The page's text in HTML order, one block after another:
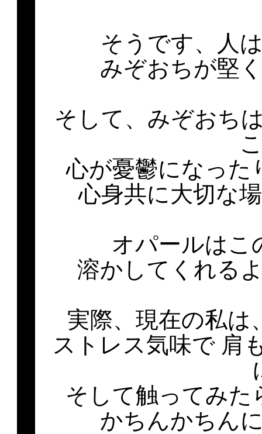
そうです、人
みぞおちが堅
そして、みぞおち
心が憂鬱になった
心身共に大切な
オパールはこ
溶かしてくれる
実際、現在の私は
ストレス気味で 肩
そして触ってみ
かちんかちん